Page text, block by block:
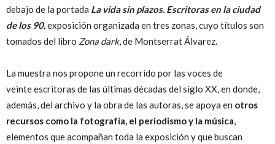
debajo de la portada La vida sin plazos. Escritoras en la ciudad
de los 90,exposición organizada en tres zonas, cuyo títulos son
tomados del libro Zona dark, de Montserrat Álvarez.
La muestra nos propone un recorrido por las voces de
veinte escritoras de las últimas décadas del siglo XX, en donde,
además, del archivo y la obra de las autoras, se apoya en otros
recursos como la fotografía, el periodismo y la música,
elementos que acompañan toda la exposición y que buscan